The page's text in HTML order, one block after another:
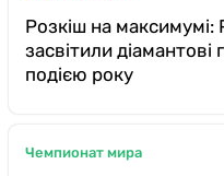
Розкіш на
засвітили
подією року
Чемпионат мира